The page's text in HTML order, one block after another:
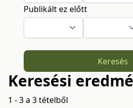
Publikált ez előtt
Keresés
Keresési
1 - 3 a 3 tételből